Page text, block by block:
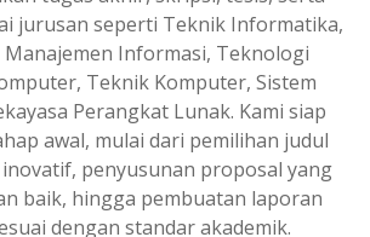
jurusan seperti Teknik Informatika,
Informasi, Teknologi
Teknik Komputer, Sistem
Perangkat Lunak. Kami siap
awal, mulai dari pemilihan judul
penyusunan proposal yang
baik, hingga pembuatan laporan
dengan standar akademik.